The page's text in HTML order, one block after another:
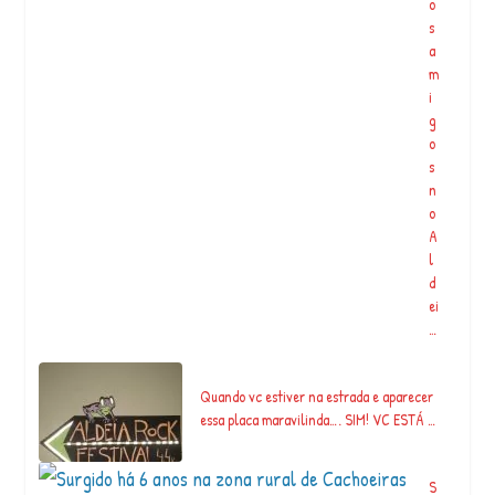
s
a
m
i
g
o
s
n
o
A
l
d
ei
…
Quando vc estiver na estrada e aparecer
essa placa maravilinda…. SIM! VC ESTÁ …
S